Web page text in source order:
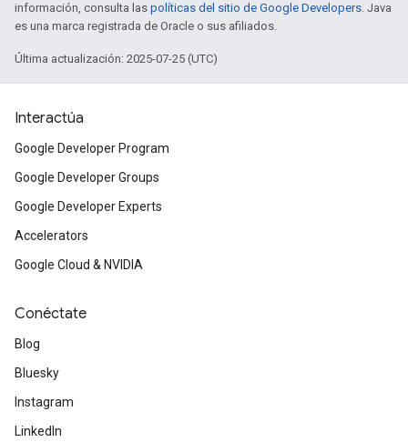
información, consulta las políticas del sitio de Google Developers. Java
es una marca registrada de Oracle o sus afiliados.
Última actualización: 2025-07-25 (UTC)
Interactúa
Google Developer Program
Google Developer Groups
Google Developer Experts
Accelerators
Google Cloud & NVIDIA
Conéctate
Blog
Bluesky
Instagram
LinkedIn